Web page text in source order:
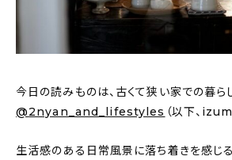
キッチン
収納/掃除
今日の読みものは、古くて狭い家での暮ら
@2nyan_and_lifestyles （以下、
生活感のある日常風景に落ち着きを感じ